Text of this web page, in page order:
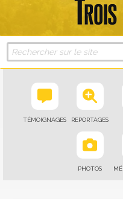
TÉMOIGNAGES REPORTAGES
PHOTOS